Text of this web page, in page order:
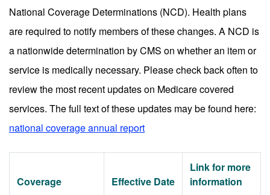
National Coverage Determinations (NCD). Health plans
are required to notify members of these changes. A NCD is
a nationwide determination by CMS on whether an item or
service is medically necessary. Please check back often to
review the most recent updates on Medicare covered
services. The full text of these updates may be found here:
national coverage annual report
Coverage Effective Date
Link for more
information